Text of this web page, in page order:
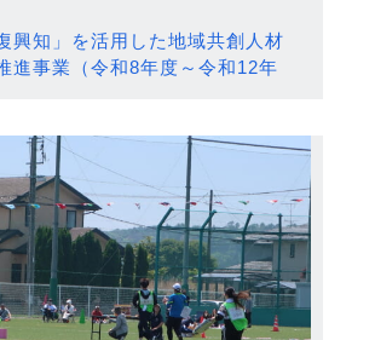
興知」を活用した地域共創人材
進事業（令和8年度～令和12年